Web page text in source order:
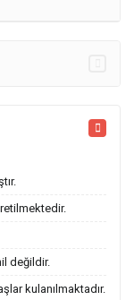
değildir.
kulanılmaktadır.